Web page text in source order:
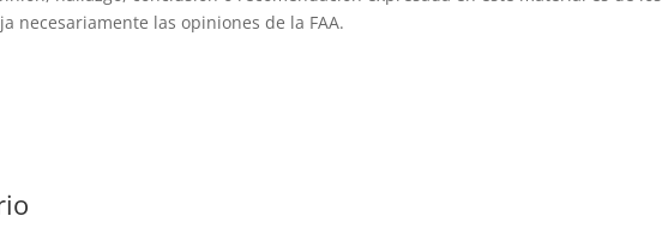
necesariamente las opiniones de la FAA.